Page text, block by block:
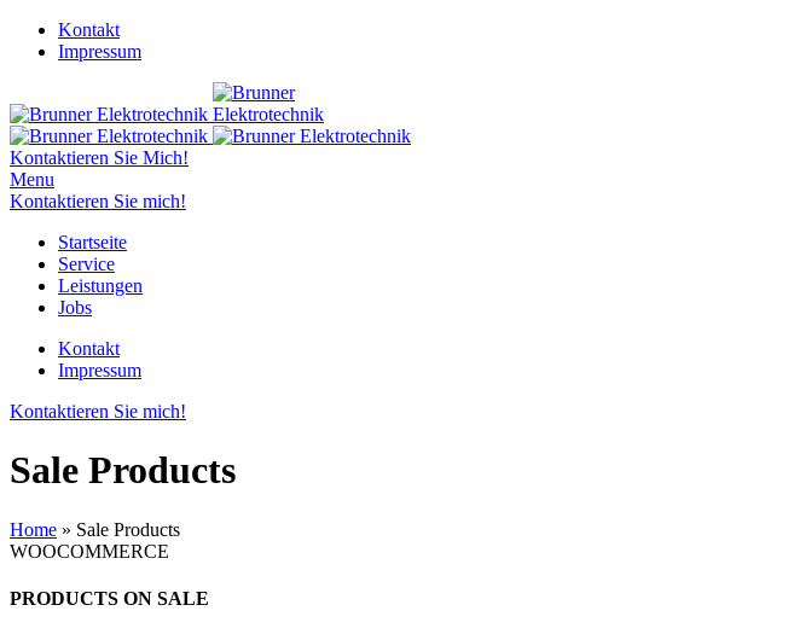
Kontakt
Impressum
Kontaktieren Sie Mich!
Menu
Kontaktieren Sie mich!
Startseite
Service
Leistungen
Jobs
Kontakt
Impressum
Kontaktieren Sie mich!
Sale Products
Home » Sale Products
WOOCOMMERCE
PRODUCTS ON SALE